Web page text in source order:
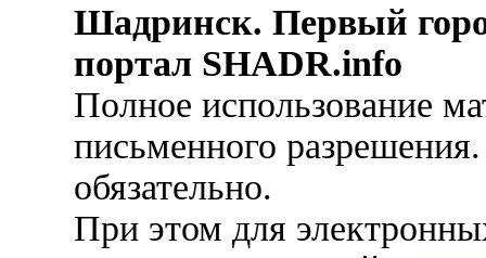
Шадринск. Первый
портал SHADR.info
Полное использование
письменного
обязательно.
При этом для